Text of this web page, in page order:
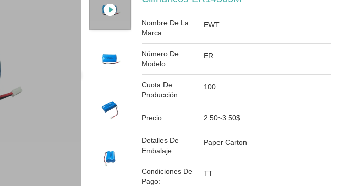
Nombre De La
Marca:
EWT
Número De
Modelo:
ER
Cuota De
Producción:
100
Precio: 2.50~3.50$
Detalles De
Embalaje:
Paper Carton
Condiciones De
Pago:
TT